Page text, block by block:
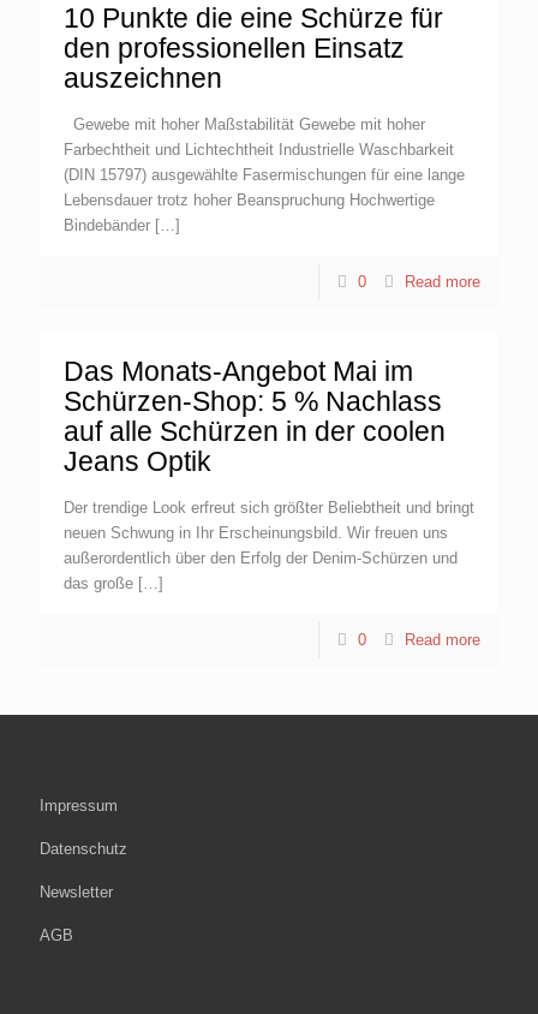
10 Punkte die eine Schürze für
den professionellen Einsatz
auszeichnen
Gewebe mit hoher Maßstabilität Gewebe mit hoher
Farbechtheit und Lichtechtheit Industrielle Waschbarkeit
(DIN 15797) ausgewählte Fasermischungen für eine lange
Lebensdauer trotz hoher Beanspruchung Hochwertige
Bindebänder […]
0 Read more
Das Monats-Angebot Mai im
Schürzen-Shop: 5 % Nachlass
auf alle Schürzen in der coolen
Jeans Optik
Der trendige Look erfreut sich größter Beliebtheit und bringt
neuen Schwung in Ihr Erscheinungsbild. Wir freuen uns
außerordentlich über den Erfolg der Denim-Schürzen und
das große […]
0 Read more
Impressum
Datenschutz
Newsletter
AGB